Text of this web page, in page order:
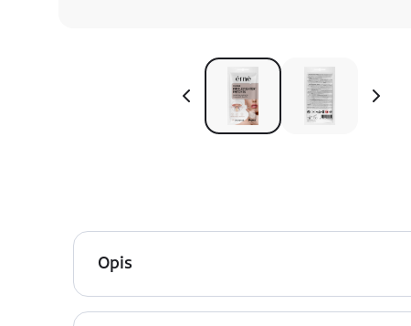
Opis
Niewidoczne plastry na wypryski erne z formułą